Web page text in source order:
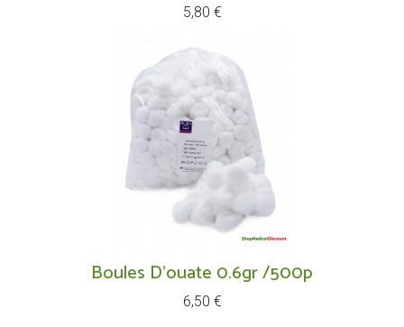
Prix
5,80 €
Boules D'ouate 0.6gr /500p
Prix
6,50 €